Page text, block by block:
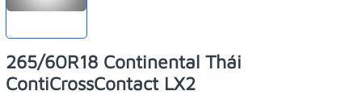
265/60R18 Continental Thái
ContiCrossContact LX2